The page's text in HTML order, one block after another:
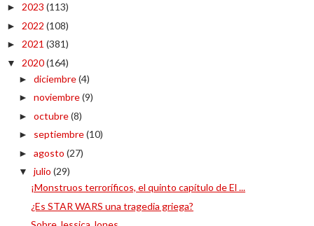
► 2023 (113)
► 2022 (108)
► 2021 (381)
▼ 2020(164)
► diciembre(4)
► noviembre(9)
► octubre(8)
► septiembre(10)
► agosto (27)
▼ julio (29)
¡Monstruos terroríficos, el quinto capítulo de El ...
¿Es STAR WARS una tragedia griega?